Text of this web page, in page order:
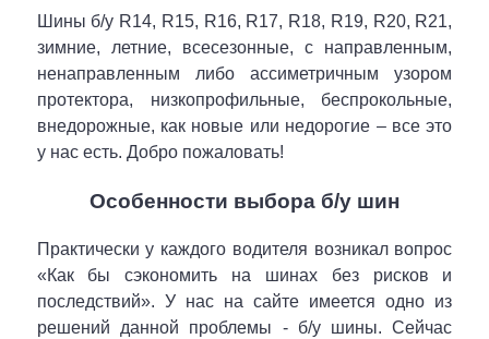
Шины б/у R14, R15, R16, R17, R18, R19, R20, R21,
зимние, летние, всесезонные, с направленным,
ненаправленным либо ассиметричным узором
протектора, низкопрофильные, беспрокольные,
внедорожные, как новые или недорогие – все это
у нас есть. Добро пожаловать!
Особенности выбора б/у шин
Практически у каждого водителя возникал вопрос
«Как бы сэкономить на шинах без рисков и
последствий». У нас на сайте имеется одно из
решений данной проблемы - б/у шины. Сейчас